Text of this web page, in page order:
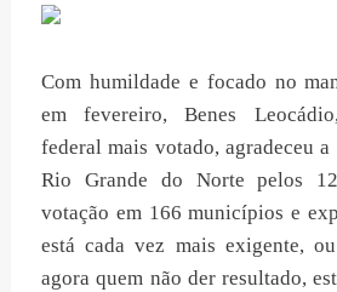
Com humildade e focado no
em fevereiro, Benes
federal mais votado, agradeceu
Rio Grande do Norte pelos
votação em 166 municípios e
está cada vez mais exigente,
agora quem não der resultado,